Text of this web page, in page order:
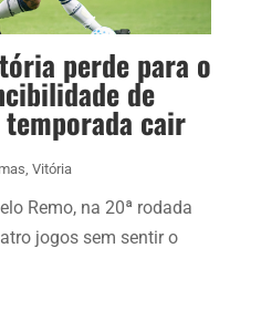
perde para o
de
cair
, Vitória
Remo, na 20ª rodada
jogos sem sentir o